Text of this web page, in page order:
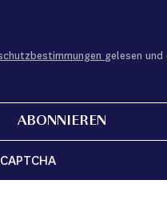
gelesen und
ABONNIEREN